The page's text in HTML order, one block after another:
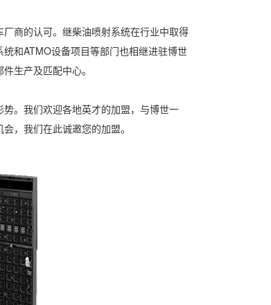
商的认可。继柴油喷射系统在行业中取得
和ATMO设备项目等部门也相继进驻博世
生产及匹配中心。
。我们欢迎各地英才的加盟，与博世一
，我们在此诚邀您的加盟。